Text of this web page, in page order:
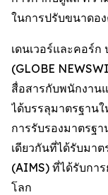
ในการปรับขนาดอ
เดนเวอร์และคอร์ก
(GLOBE
สื่อสารกับพนักงาน
ได้บรรลุมาตรฐาน
การรับรองมาตรฐา
เดียวกันที่ได้รับมา
(AIMS) ที่ได้รับกา
โลก